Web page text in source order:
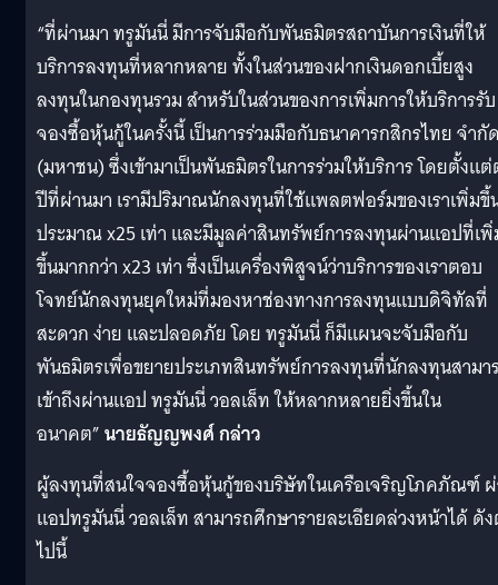
“ที่ผ่านมา ทรูมันนี่ มีการจับมือกับพันธมิตรสถาบันการเงินที่ให้
บริการลงทุนที่หลากหลาย ทั้งในส่วนของฝากเงินดอกเบี้ยสูง
ลงทุนในกองทุนรวม สำหรับในส่วนของการเพิ่มการให้บริการรับ
จองซื้อหุ้นกู้ในครั้งนี้ เป็นการร่วมมือกับธนาคารกสิกรไทย จำกั
(มหาชน) ซึ่งเข้ามาเป็นพันธมิตรในการร่วมให้บริการ โดยตั้งแ
ปีที่ผ่านมา เรามีปริมาณนักลงทุนที่ใช้แพลตฟอร์มของเราเพิ่มขึ้
ประมาณ x25 เท่า และมีมูลค่าสินทรัพย์การลงทุนผ่านแอปที่เ
ขึ้นมากกว่า x23 เท่า ซึ่งเป็นเครื่องพิสูจน์ว่าบริการของเราตอบ
โจทย์นักลงทุนยุคใหม่ที่มองหาช่องทางการลงทุนแบบดิจิทัลที่
สะดวก ง่าย และปลอดภัย โดย ทรูมันนี่ ก็มีแผนจะจับมือกับ
พันธมิตรเพื่อขยายประเภทสินทรัพย์การลงทุนที่นักลงทุนสามา
เข้าถึงผ่านแอป ทรูมันนี่ วอลเล็ท ให้หลากหลายยิ่งขึ้นใน
อนาคต”นายธัญญพงศ์ กล่าว
ผู้ลงทุนที่สนใจจองซื้อหุ้นกู้ของบริษัทในเครือเจริญโภคภัณฑ์
แอปทรูมันนี่ วอลเล็ท สามารถศึกษารายละเอียดล่วงหน้าได้ ดั
ไปนี้